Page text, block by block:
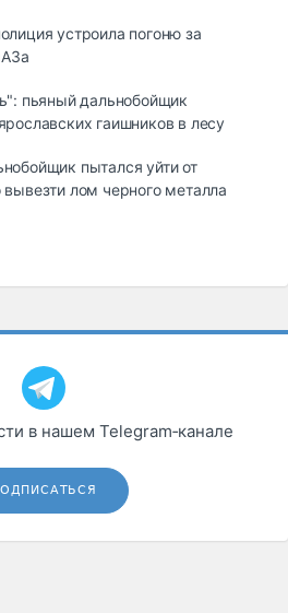
устроила погоню за
пьяный дальнобойщик
гаишников в лесу
пытался уйти от
вывезти лом черного металла
в нашем Telegram‑канале